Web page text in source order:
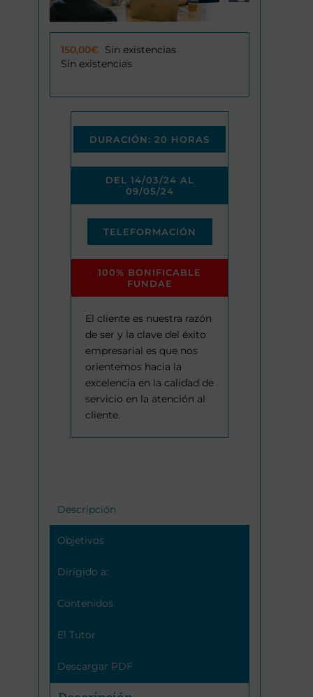
150,00€ Sin existencias
Sin existencias
DURACIÓN: 20 HORAS
DEL 14/03/24 AL
09/05/24
TELEFORMACIÓN
100% BONIFICABLE
FUNDAE
El cliente es nuestra razón
de ser y la clave del éxito
empresarial es que nos
orientemos hacia la
excelencia en la calidad de
servicio en la atención al
cliente.
Descripción
Objetivos
Dirigido a:
Contenidos
El Tutor
Descargar PDF